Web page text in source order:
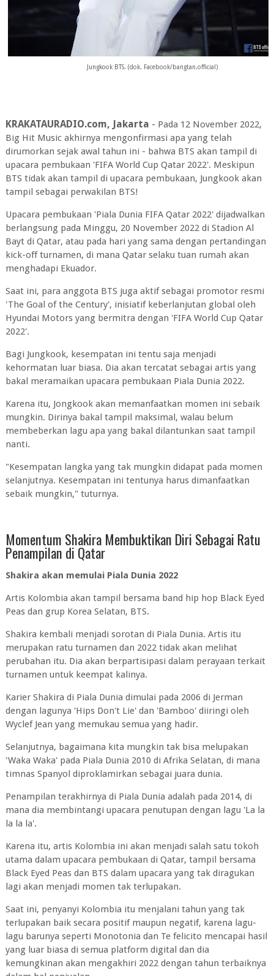
Jungkook BTS. (dok. Facebook/bangtan.official)
KRAKATAURADIO.com, Jakarta - Pada 12 November 2022,
Big Hit Music akhirnya mengonfirmasi apa yang telah
dirumorkan sejak awal tahun ini - bahwa BTS akan tampil di
upacara pembukaan 'FIFA World Cup Qatar 2022'. Meskipun
BTS tidak akan tampil di upacara pembukaan, Jungkook akan
tampil sebagai perwakilan BTS!
Upacara pembukaan 'Piala Dunia FIFA Qatar 2022' dijadwalkan
berlangsung pada Minggu, 20 November 2022 di Stadion Al
Bayt di Qatar, atau pada hari yang sama dengan pertandingan
kick-off turnamen, di mana Qatar selaku tuan rumah akan
menghadapi Ekuador.
Saat ini, para anggota BTS juga aktif sebagai promotor resmi
'The Goal of the Century', inisiatif keberlanjutan global oleh
Hyundai Motors yang bermitra dengan 'FIFA World Cup Qatar
2022'.
Bagi Jungkook, kesempatan ini tentu saja menjadi
kehormatan luar biasa. Dia akan tercatat sebagai artis yang
bakal meramaikan upacara pembukaan Piala Dunia 2022.
Karena itu, Jongkook akan memanfaatkan momen ini sebaik
mungkin. Dirinya bakal tampil maksimal, walau belum
membeberkan lagu apa yang bakal dilantunkan saat tampil
nanti.
"Kesempatan langka yang tak mungkin didapat pada momen
selanjutnya. Kesempatan ini tentunya harus dimanfaatkan
sebaik mungkin," tuturnya.
Momentum Shakira Membuktikan Diri Sebagai Ratu
Penampilan di Qatar
Shakira akan memulai Piala Dunia 2022
Artis Kolombia akan tampil bersama band hip hop Black Eyed
Peas dan grup Korea Selatan, BTS.
Shakira kembali menjadi sorotan di Piala Dunia. Artis itu
merupakan ratu turnamen dan 2022 tidak akan melihat
perubahan itu. Dia akan berpartisipasi dalam perayaan terkait
turnamen untuk keempat kalinya.
Karier Shakira di Piala Dunia dimulai pada 2006 di Jerman
dengan lagunya 'Hips Don't Lie' dan 'Bamboo' diiringi oleh
Wyclef Jean yang memukau semua yang hadir.
Selanjutnya, bagaimana kita mungkin tak bisa melupakan
'Waka Waka' pada Piala Dunia 2010 di Afrika Selatan, di mana
timnas Spanyol diproklamirkan sebagai juara dunia.
Penampilan terakhirnya di Piala Dunia adalah pada 2014, di
mana dia membintangi upacara penutupan dengan lagu 'La la
la la la'.
Karena itu, artis Kolombia ini akan menjadi salah satu tokoh
utama dalam upacara pembukaan di Qatar, tampil bersama
Black Eyed Peas dan BTS dalam upacara yang tak diragukan
lagi akan menjadi momen tak terlupakan.
Saat ini, penyanyi Kolombia itu menjalani tahun yang tak
terlupakan baik secara positif maupun negatif, karena lagu-
lagu barunya seperti Monotonia dan Te felicito mencapai hasil
yang luar biasa di semua platform digital dan dia
kemungkinan akan mengakhiri 2022 dengan tahun terbaiknya